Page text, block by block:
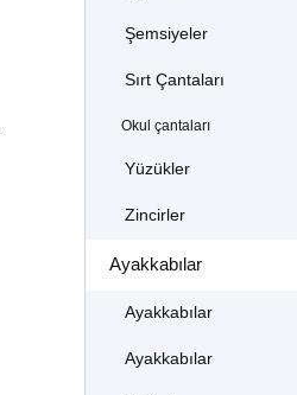
Şemsiyeler
Sırt Çantaları
Okul çantaları
Yüzükler
Zincirler
Ayakkabılar
Ayakkabılar
Ayakkabılar